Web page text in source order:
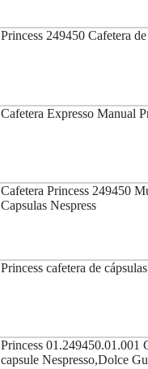
Princess 249450 Cafetera
Cafetera Expresso Manual
Cafetera Princess 249450
Capsulas Nespress
Princess cafetera de
Princess
capsule Nespresso,Dolce